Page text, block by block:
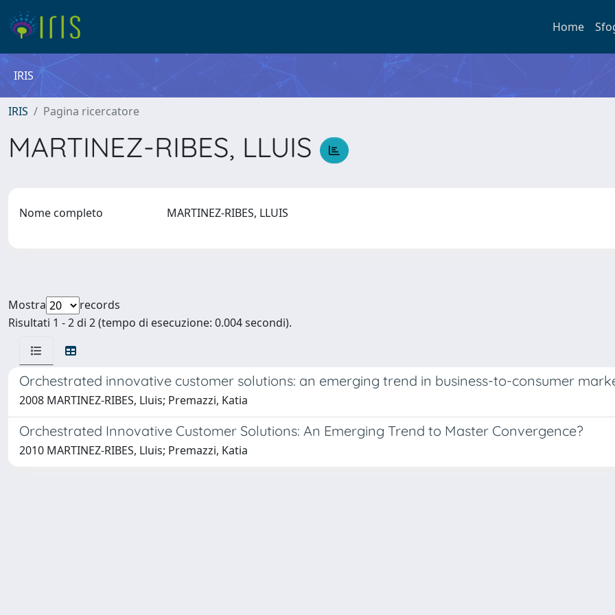
Home
IRIS
IRIS Pagina ricercatore
MARTINEZ-RIBES, LLUIS
Nome completo MARTINEZ-RIBES, LLUIS
Mostra
records
Risultati 1 - 2 di 2 (tempo di esecuzione: 0.004 secondi).
Orchestrated innovative customer solutions: an emerging trend in business-to-consumer
2008 MARTINEZ-RIBES, Lluis; Premazzi, Katia
Orchestrated Innovative Customer Solutions: An Emerging Trend to Master Convergence?
2010 MARTINEZ-RIBES, Lluis; Premazzi, Katia